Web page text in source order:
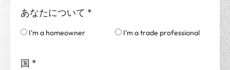
あなたについて *
I'm a homeowner I'm a trade professional
国 *